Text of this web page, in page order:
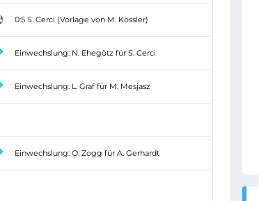
0:5 S. Cerci (Vorlage von M. Kössler)
Einwechslung: N. Ehegötz für S. Cerci
Einwechslung: L. Graf für M. Mesjasz
Einwechslung: O. Zogg für A. Gerhardt